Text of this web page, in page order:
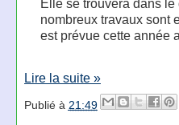
Elle se trouvera dans
nombreux travaux sont
est prévue cette année
Lire la suite »
Publié à 21:49